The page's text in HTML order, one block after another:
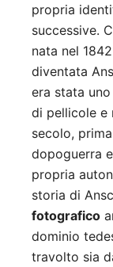
propria
successive.
nata nel
diventata
era stata
di pellicole e
secolo,
dopoguerra
propria
storia di
fotografico
dominio
travolto sia